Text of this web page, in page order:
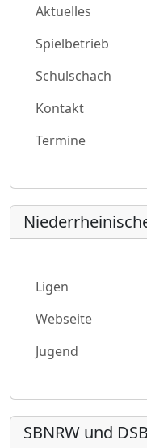
Aktuelles
Spielbetrieb
Schulschach
Kontakt
Termine
Ligen
Webseite
Jugend
SBNRW und DSB